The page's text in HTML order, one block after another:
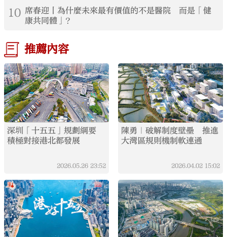
10 席春迎丨為什麼未來最有價值的不是醫院 而是「健
康共同體」？
推薦內容
深圳「十五五」規劃綱要
積極對接港北都發展
2026.05.26 23:52
陳勇｜破解制度壁壘 推進
大灣區規則機制軟連通
2026.04.02 15:02